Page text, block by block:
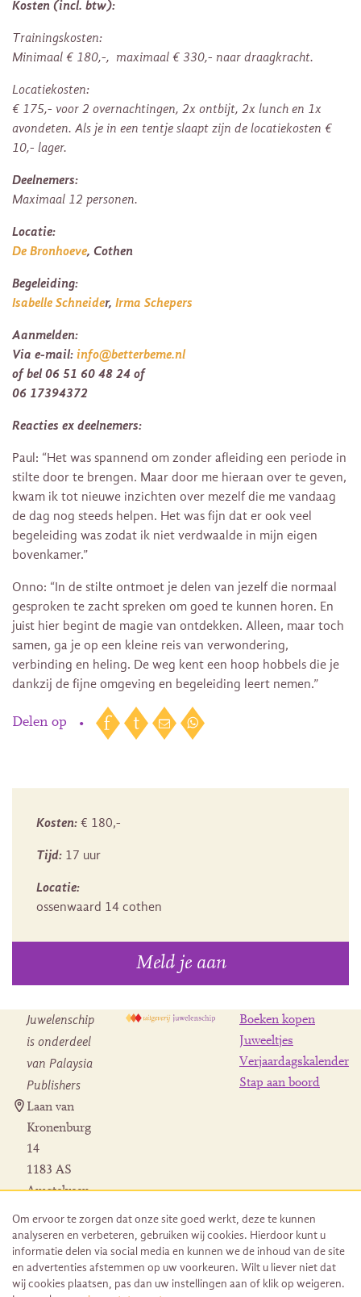
Kosten (incl. btw):
Trainingskosten:
Minimaal € 180,-, maximaal € 330,- naar draagkracht.
Locatiekosten:
€ 175,- voor 2 overnachtingen, 2x ontbijt, 2x lunch en 1x
avondeten. Als je in een tentje slaapt zijn de locatiekosten €
10,- lager.
Deelnemers:
Maximaal 12 personen.
Locatie:
De Bronhoeve, Cothen
Begeleiding:
Isabelle Schneider, Irma Schepers
Aanmelden:
Via e-mail: info@betterbeme.nl
of bel 06 51 60 48 24 of
06 17394372
Reacties ex deelnemers:
Paul: “Het was spannend om zonder afleiding een periode in
stilte door te brengen. Maar door me hieraan over te geven,
kwam ik tot nieuwe inzichten over mezelf die me vandaag
de dag nog steeds helpen. Het was fijn dat er ook veel
begeleiding was zodat ik niet verdwaalde in mijn eigen
bovenkamer.”
Onno: “In de stilte ontmoet je delen van jezelf die normaal
gesproken te zacht spreken om goed te kunnen horen. En
juist hier begint de magie van ontdekken. Alleen, maar toch
samen, ga je op een kleine reis van verwondering,
verbinding en heling. De weg kent een hoop hobbels die je
dankzij de fijne omgeving en begeleiding leert nemen.”
Delen op •
Kosten: € 180,-
Tijd: 17 uur
Locatie:
ossenwaard 14 cothen
Meld je aan
Juwelenschip
is onderdeel
van Palaysia
Publishers
Laan van
Kronenburg
14
1183 AS
Amstelveen
Herroeping
bestelling
Boeken kopen
Juweeltjes
Verjaardagskalender
Stap aan boord
Om ervoor te zorgen dat onze site goed werkt, deze te kunnen
analyseren en verbeteren, gebruiken wij cookies. Hierdoor kunt u
informatie delen via social media en kunnen we de inhoud van de site
en advertenties afstemmen op uw voorkeuren. Wilt u liever niet dat
wij cookies plaatsen, pas dan uw instellingen aan of klik op weigeren.